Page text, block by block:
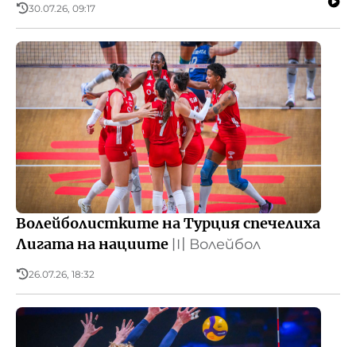
30.07.26, 09:17
Волейболистките на Турция спечелиха
Лигата на нациите 〣 Волейбол
26.07.26, 18:32